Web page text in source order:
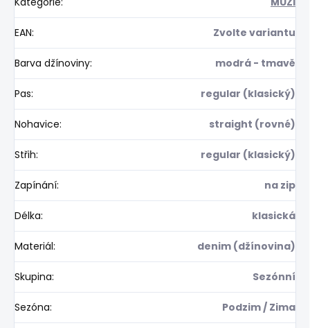
EAN: Zvolte variantu
Barva džínoviny: modrá - tmavě
Pas: regular (klasický)
Nohavice: straight (rovné)
Střih: regular (klasický)
Zapínání: na zip
Délka: klasická
Materiál: denim (džínovina)
Skupina: Sezónní
Sezóna: Podzim / Zima